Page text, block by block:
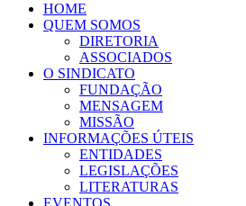
HOME
QUEM SOMOS
DIRETORIA
ASSOCIADOS
O SINDICATO
FUNDAÇÃO
MENSAGEM
MISSÃO
INFORMAÇÕES ÚTEIS
ENTIDADES
LEGISLAÇÕES
LITERATURAS
EVENTOS